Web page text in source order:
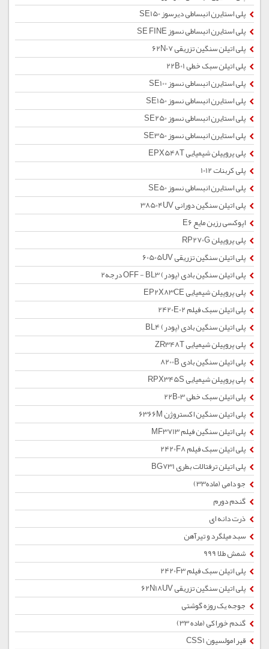
پلی استایرن انبساطی دیرسوز SE150
پلی استایرن انبساطی نسوز SE FINE
پلی اتیلن سنگین تزریقی 62N07
پلی اتیلن سبک خطی 22B01
پلی استایرن انبساطی نسوز SE100
پلی استایرن انبساطی نسوز SE150
پلی استایرن انبساطی نسوز SE250
پلی استایرن انبساطی نسوز SE350
پلی پروپیلن شیمیایی EPX548T
پلی کربنات 1012
پلی استایرن انبساطی نسوز SE50
پلی اتیلن سنگین دورانی 38504UV
اپوکسی رزین مایع E6
پلی پروپیلن RP270G
پلی اتیلن سنگین تزریقی 60505UV
پلی اتیلن سنگین بادی (پودر) OFF - BL3 درجه2
پلی پروپیلن شیمیایی EP2X83CE
پلی اتیلن سبک فیلم 2420E02
پلی اتیلن سنگین بادی (پودر) BL4
پلی پروپیلن شیمیایی ZR348T
پلی اتیلن سنگین بادی 8200B
پلی پروپیلن شیمیایی RPX345S
پلی اتیلن سبک خطی 22B03
پلی اتیلن سنگین اکستروژن 6366M
پلی اتیلن سنگین فیلم MF3713
پلی اتیلن سبک فیلم 2420F8
پلی اتیلن ترفتالات بطری BG731
جو دامی (ماده33)
گندم دورم
ذرت دانه ای
سبد میلگرد و تیرآهن
شمش طلا 999
پلی اتیلن سبک فیلم 2420F3
پلی اتیلن سنگین تزریقی 62N18UV
جوجه یک روزه گوشتی
گندم خوراکی (ماده 33)
قیر امولسیون CSS1